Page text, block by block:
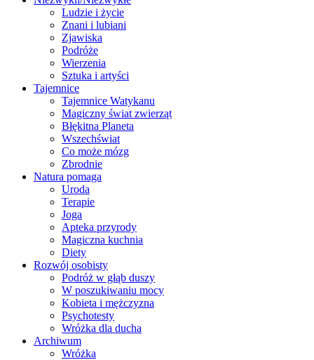
Ludzie i życie
Znani i lubiani
Zjawiska
Podróże
Wierzenia
Sztuka i artyści
Tajemnice
Tajemnice Watykanu
Magiczny świat zwierząt
Błękitna Planeta
Wszechświat
Co może mózg
Zbrodnie
Natura pomaga
Uroda
Terapie
Joga
Apteka przyrody
Magiczna kuchnia
Diety
Rozwój osobisty
Podróż w głąb duszy
W poszukiwaniu mocy
Kobieta i mężczyzna
Psychotesty
Wróżka dla ducha
Archiwum
Wróżka